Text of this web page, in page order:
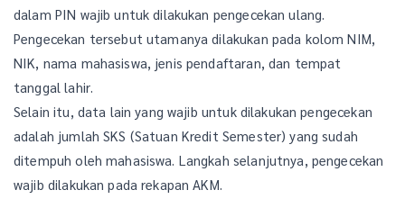
dalam PIN wajib untuk dilakukan pengecekan ulang.
Pengecekan tersebut utamanya dilakukan pada kolom NIM,
NIK, nama mahasiswa, jenis pendaftaran, dan tempat
tanggal lahir.
Selain itu, data lain yang wajib untuk dilakukan pengecekan
adalah jumlah SKS (Satuan Kredit Semester) yang sudah
ditempuh oleh mahasiswa. Langkah selanjutnya, pengecekan
wajib dilakukan pada rekapan AKM.